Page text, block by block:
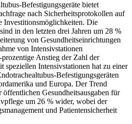
Befestigungsgeräte bietet
nach Sicherheitsprotokollen auf
Investitionsmöglichkeiten. Die
in den letzten drei Jahren um 28 %
von Gesundheitseinrichtungen
von Intensivstationen
Anstieg der Zahl der
speziellen Intensivstationen hat zu einer
Befestigungsgeräten
und Europa. Der Trend
Gesundheitsausgaben für
um 26 % wider, wobei der
und Patientensicherheit